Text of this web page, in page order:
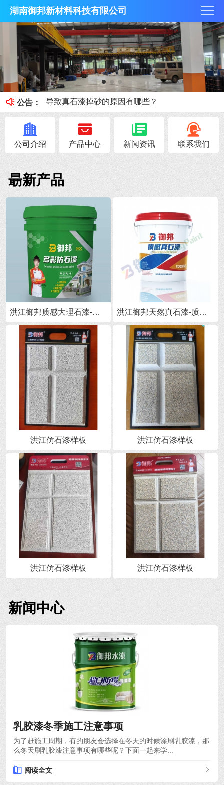
湖南御邦新材料科技有限公司
公告：
乳胶漆冬季施工注意事项
真石漆常见漆病防治方法。
导致真石漆掉砂的原因有哪些？
多彩涂料储存中容易出现的问题，可以这样解决
公司介绍 产品中心 新闻资讯 联系我们
朂新产品
洪江御邦质感大理石漆-质感涂料 洪江御邦天然真石漆-质感涂料
洪江仿石漆样板 洪江仿石漆样板
洪江仿石漆样板 洪江仿石漆样板
新闻中心
乳胶漆冬季施工注意事项
为了赶施工周期，有的朋友会选择在冬天的时候涂刷乳胶漆，那
么冬天刷乳胶漆注意事项有哪些呢？下面一起来学...
阅读全文